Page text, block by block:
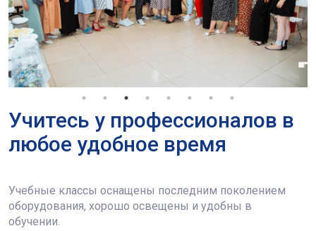
Учитесь у профессионалов в
любое удобное время
Учебные классы оснащены последним поколением
оборудования, хорошо освещены и удобны в
обучении.